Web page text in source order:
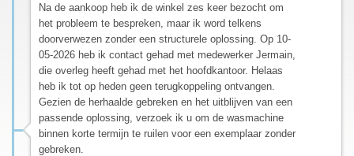
Na de aankoop heb ik de winkel zes keer bezocht om
het probleem te bespreken, maar ik word telkens
doorverwezen zonder een structurele oplossing. Op 10-
05-2026 heb ik contact gehad met medewerker Jermain,
die overleg heeft gehad met het hoofdkantoor. Helaas
heb ik tot op heden geen terugkoppeling ontvangen.
Gezien de herhaalde gebreken en het uitblijven van een
passende oplossing, verzoek ik u om de wasmachine
binnen korte termijn te ruilen voor een exemplaar zonder
gebreken.